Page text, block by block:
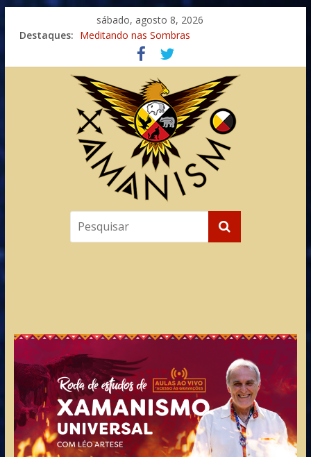
sábado, agosto 8, 2026
Destaques: Meditando nas Sombras
Autosuficiência: A Jornada do Espírito Ancestral
Xamanismo Universal
Totens – Caminho Espiritual – Crescimento
Imaginação na Cura